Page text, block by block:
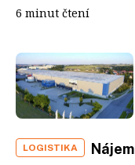
6 minut čtení
LOGISTIKA